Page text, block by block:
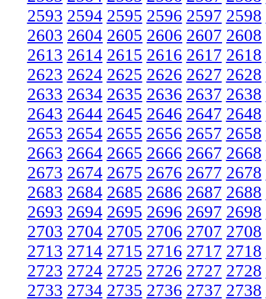
2593 2594 2595 2596 2597 2598
2603 2604 2605 2606 2607 2608
2613 2614 2615 2616 2617 2618
2623 2624 2625 2626 2627 2628
2633 2634 2635 2636 2637 2638
2643 2644 2645 2646 2647 2648
2653 2654 2655 2656 2657 2658
2663 2664 2665 2666 2667 2668
2673 2674 2675 2676 2677 2678
2683 2684 2685 2686 2687 2688
2693 2694 2695 2696 2697 2698
2703 2704 2705 2706 2707 2708
2713 2714 2715 2716 2717 2718
2723 2724 2725 2726 2727 2728
2733 2734 2735 2736 2737 2738